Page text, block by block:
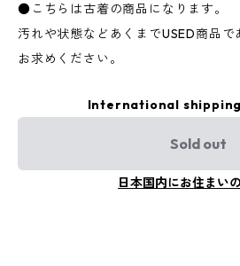
●こちらは古着の商品になります。
汚れや状態などあくまでUSED商品
お求めください。
International
Sold out
日本国内にお住まい